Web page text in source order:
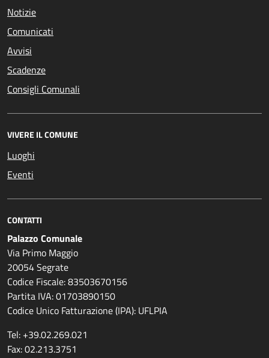
Notizie
Comunicati
Avvisi
Scadenze
Consigli Comunali
VIVERE IL COMUNE
Luoghi
Eventi
CONTATTI
Palazzo Comunale
Via Primo Maggio
20054 Segrate
Codice Fiscale: 83503670156
Partita IVA: 01703890150
Codice Unico Fatturazione (IPA): UFLPIA
Tel: +39.02.269.021
Fax: 02.213.3751